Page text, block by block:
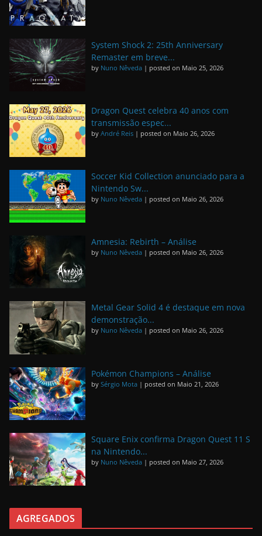
System Shock 2: 25th Anniversary
Remaster em breve...
by Nuno Nêveda | posted on Maio 25, 2026
Dragon Quest celebra 40 anos com
transmissão espec...
by André Reis | posted on Maio 26, 2026
Soccer Kid Collection anunciado para a
Nintendo Sw...
by Nuno Nêveda | posted on Maio 26, 2026
Amnesia: Rebirth – Análise
by Nuno Nêveda | posted on Maio 26, 2026
Metal Gear Solid 4 é destaque em nova
demonstração...
by Nuno Nêveda | posted on Maio 26, 2026
Pokémon Champions – Análise
by Sérgio Mota | posted on Maio 21, 2026
Square Enix confirma Dragon Quest 11 S
na Nintendo...
by Nuno Nêveda | posted on Maio 27, 2026
AGREGADOS